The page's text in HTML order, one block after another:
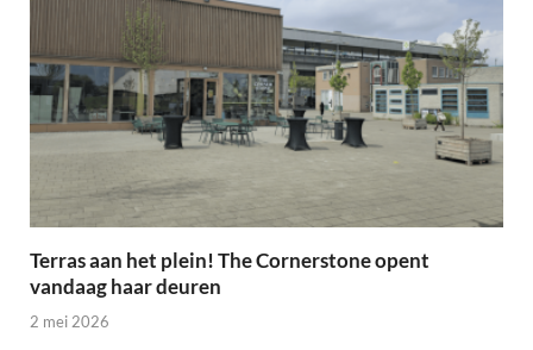
Terras aan het plein! The Cornerstone opent
vandaag haar deuren
2 mei 2026